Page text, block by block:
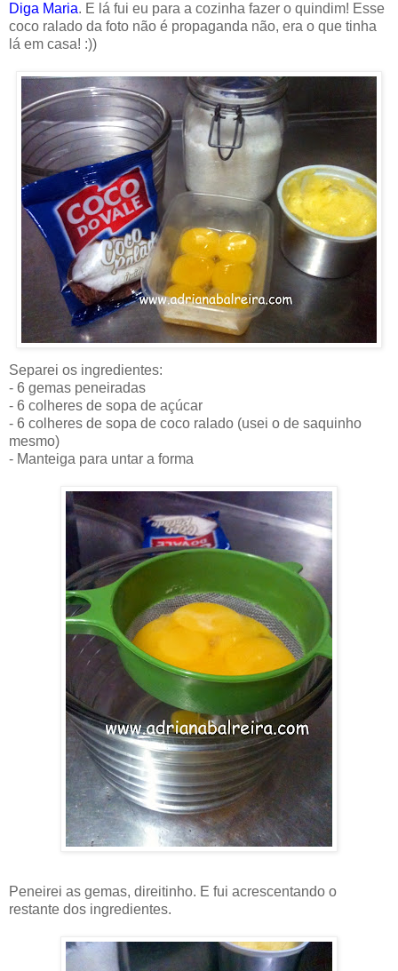
Diga Maria. E lá fui eu para a cozinha fazer o quindim! Esse
coco ralado da foto não é propaganda não, era o que tinha
lá em casa! :))
Separei os ingredientes:
- 6 gemas peneiradas
- 6 colheres de sopa de açúcar
- 6 colheres de sopa de coco ralado (usei o de saquinho
mesmo)
- Manteiga para untar a forma
Peneirei as gemas, direitinho. E fui acrescentando o
restante dos ingredientes.